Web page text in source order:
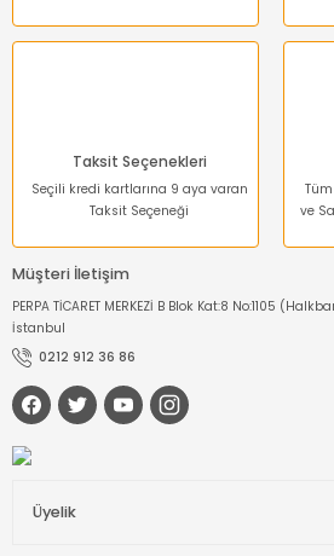
Gönder
Taksit Seçenekleri
Seçili kredi kartlarına 9 aya varan
Taksit Seçeneği
ve
Müşteri İletişim
PERPA TİCARET MERKEZİ B Blok Kat:8 No:1105
İstanbul
0212 912 36 86
Üyelik